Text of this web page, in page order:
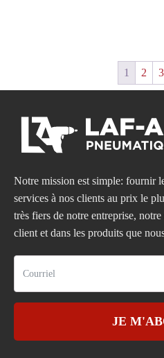
1 2 3
Notre mission est simple: fournir
services à nos clients au prix le
très fiers de notre entreprise,
client et dans les produits que
JE